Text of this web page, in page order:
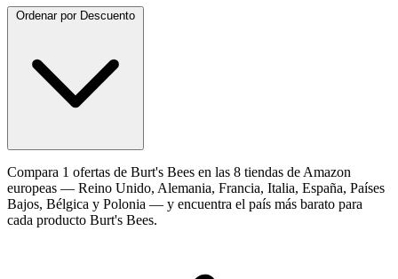
Ordenar por Descuento
Compara 1 ofertas de Burt's Bees en las 8 tiendas de Amazon
europeas — Reino Unido, Alemania, Francia, Italia, España, Países
Bajos, Bélgica y Polonia — y encuentra el país más barato para
cada producto Burt's Bees.